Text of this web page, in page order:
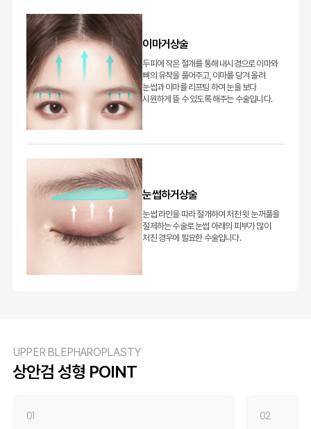
이마거상술
두피에 작은 절개를 통해 내시경으로 이마와
뼈의 유착을 풀어주고, 이마를 당겨 올려
눈썹과 이마를 리프팅 하여 눈을 보다
시원하게 뜰 수 있도록 해주는 수술입니다.
눈썹하거상술
눈썹 라인을 따라 절개하여 처진 윗 눈꺼풀을
절제하는 수술로 눈썹 아래의 피부가 많이
처진 경우에 필요한 수술입니다.
UPPER BLEPHAROPLASTY
상안검 성형 POINT
01 02